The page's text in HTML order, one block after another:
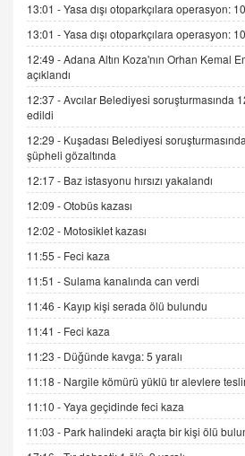
9.12.2025 10:11
İNCİ GÜL AKÖL
06.07.2026 13:00
ADEM AKÖL
Esed Destekçilerinin
Sednaya
11.12.2024 12:30
DR. EKREM ASLAN
Gerçek Ne, Algı Ne?
Cümlesinin Peşinden
19.07.2025 12:45
GÖNÜL MENEKŞE
Şifacının Yolu
04.11.2025 12:56
AV. RÜMEYSA ÖZKALE
Kira Uyuşmazlıklarında
13:01 -Yasa dışı otoparkçılara operasyon:
13:01 -Yasa dışı otoparkçılara operasyon:
12:49 -Adana Altın Koza'nın Orhan Kemal
açıklandı
12:37 -Avcılar Belediyesi soruşturmasında
edildi
12:29 - Kuşadası Belediyesi
şüpheli gözaltında
12:17 - Baz istasyonu hırsızı yakalandı
12:09 -Otobüs kazası
12:02 - Motosiklet kazası
11:55 - Feci kaza
11:51 -Sulama kanalında can verdi
11:46 - Kayıp kişi serada ölü bulundu
11:41 - Feci kaza
11:23 - Düğünde kavga: 5 yaralı
11:18 - Nargile kömürü yüklü tır alevlere
11:10 -Yaya geçidinde feci kaza
11:03 - Park halindeki araçta bir kişi ölü